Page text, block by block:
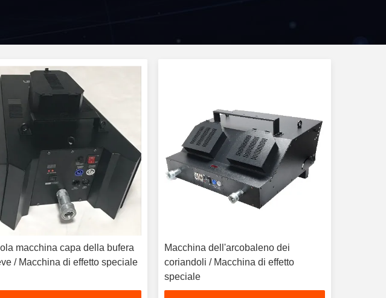
macchina capa della bufera
di neve / Macchina di effetto speciale
Macchina dell'arcobaleno dei
coriandoli / Macchina di effetto
speciale